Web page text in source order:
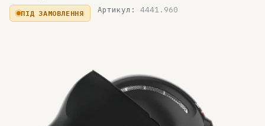
ПІД ЗАМОВЛЕННЯ Артикул: 4441.960